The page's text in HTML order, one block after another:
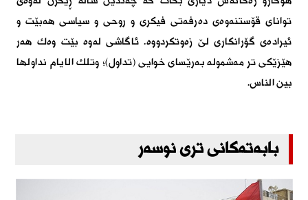
توانای قۆستنەوەی دەرفەتی فیكری و روحی و سیاسی هەبێت و
ئیرادەی گۆرانكاری لێ زەوتكردووە. ئاگاشی لەوە بێت وەك هەر
هێزێكی تر مەشمولە بەرێسای خوایی (تداول)؛ وتلك الایام نداولها
بین الناس.
بابەتەکانی تری نوسەر